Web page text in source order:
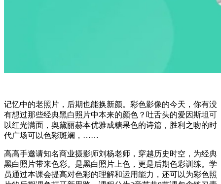
记忆中的老照片，后期也能换新颜。彩色影像的今天，你有没
有想过那些经典黑白照片中本来的颜色？吐舌头的爱因斯坦可
以红光满面，奥黛丽赫本优雅成糖果色的诗篇，胜利之吻的时
代广场可以色彩斑斓，……
高高手邀请知名商业摄影师刘杨老师，穿越历史时空，为经典
黑白照片带来色彩。是黑白照片上色，更是后期色彩训练。学
员通过本课会提高对色彩的理解和运用能力，还可以为彩色照